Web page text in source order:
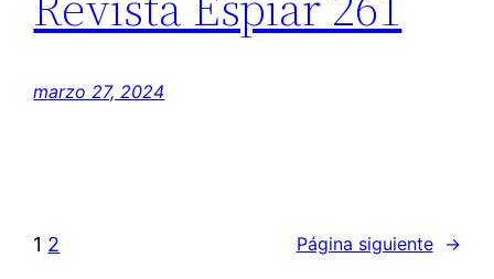
marzo 27, 2024
1 2 Página siguiente →